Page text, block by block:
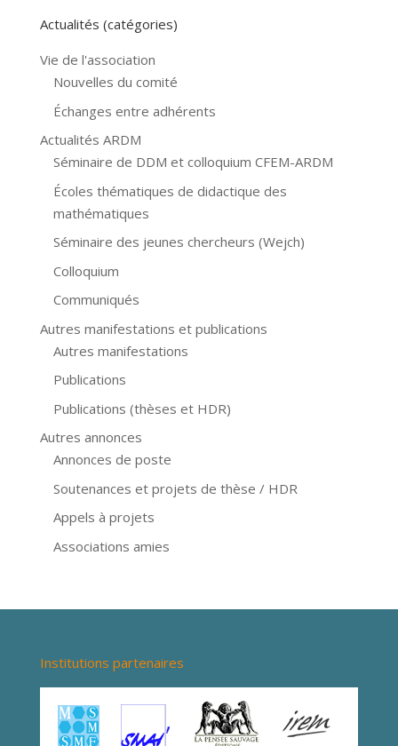
Actualités (catégories)
Vie de l'association
Nouvelles du comité
Échanges entre adhérents
Actualités ARDM
Séminaire de DDM et colloquium CFEM-ARDM
Écoles thématiques de didactique des
mathématiques
Séminaire des jeunes chercheurs (Wejch)
Colloquium
Communiqués
Autres manifestations et publications
Autres manifestations
Publications
Publications (thèses et HDR)
Autres annonces
Annonces de poste
Soutenances et projets de thèse / HDR
Appels à projets
Associations amies
Institutions partenaires